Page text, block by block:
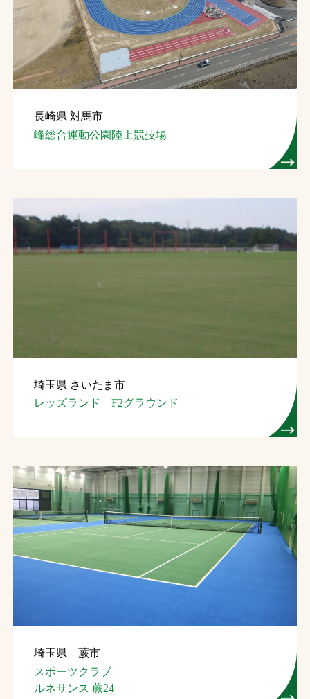
長崎県 対馬市
峰総合運動公園陸上競技場
埼玉県 さいたま市
レッズランド F2グラウンド
埼玉県 蕨市
スポーツクラブ
ルネサンス 蕨24